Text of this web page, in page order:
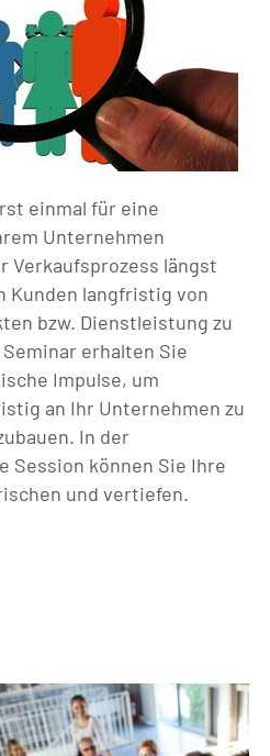
einmal für eine
Unternehmen
Verkaufsprozess längst
Kunden langfristig von
bzw. Dienstleistung zu
erhalten Sie
Impulse, um
an Ihr Unternehmen zu
In der
Session können Sie Ihre
und vertiefen.